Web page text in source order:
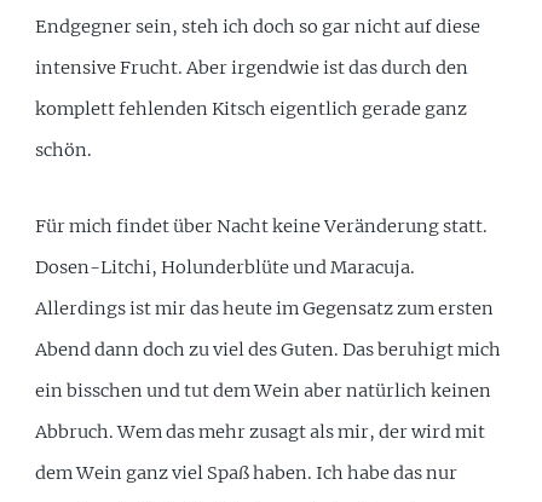
Endgegner sein, steh ich doch so gar nicht auf diese
intensive Frucht. Aber irgendwie ist das durch den
komplett fehlenden Kitsch eigentlich gerade ganz
schön.
Für mich findet über Nacht keine Veränderung statt.
Dosen-Litchi, Holunderblüte und Maracuja.
Allerdings ist mir das heute im Gegensatz zum ersten
Abend dann doch zu viel des Guten. Das beruhigt mich
ein bisschen und tut dem Wein aber natürlich keinen
Abbruch. Wem das mehr zusagt als mir, der wird mit
dem Wein ganz viel Spaß haben. Ich habe das nur